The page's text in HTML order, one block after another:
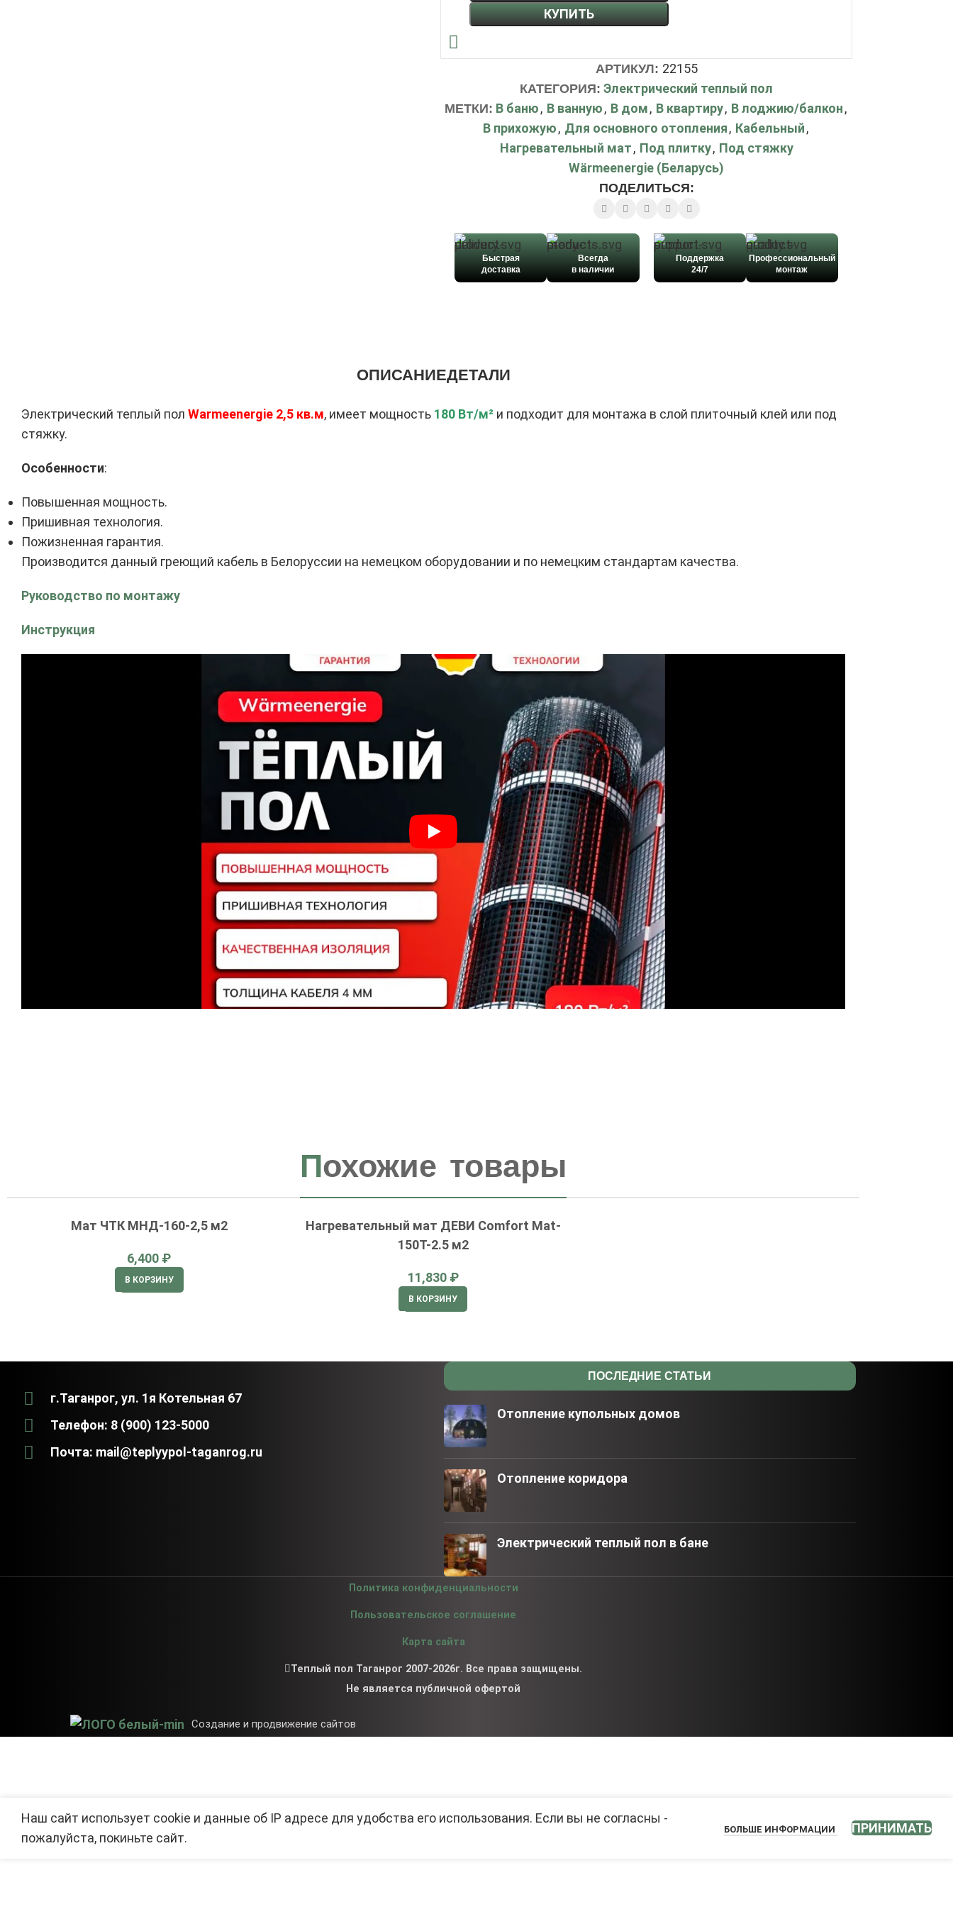
КУПИТЬ
АРТИКУЛ: 22155
КАТЕГОРИЯ: Электрический теплый пол
МЕТКИ: В баню, В ванную, В дом, В квартиру, В лоджию/балкон,
В прихожую, Для основного отопления, Кабельный,
Нагревательный мат, Под плитку, Под стяжку
Wärmeenergie (Беларусь)
ПОДЕЛИТЬСЯ:
Быстрая
доставка
Всегда
в наличии
Поддержка
24/7
Профессиональный
монтаж
ОПИСАНИЕДЕТАЛИ
Электрический теплый пол Warmeenergie 2,5 кв.м, имеет мощность 180 Вт/м² и подходит для монтажа в слой плиточный клей или под
стяжку.
Особенности:
Повышенная мощность.
Пришивная технология.
Пожизненная гарантия.
Производится данный греющий кабель в Белоруссии на немецком оборудовании и по немецким стандартам качества.
Руководство по монтажу
Инструкция
Похожие товары
Мат ЧТК МНД-160-2,5 м2
₽
В КОРЗИНУ
Нагревательный мат ДЕВИ Comfort Mat-
150T-2.5 м2
₽
В КОРЗИНУ
г.Таганрог, ул. 1я Котельная 67
Телефон: 8 (900) 123-5000
Почта: mail@teplyypol-taganrog.ru
ПОСЛЕДНИЕ СТАТЬИ
Отопление купольных домов
Отопление коридора
Электрический теплый пол в бане
Политика конфиденциальности
Пользовательское соглашение
Карта сайта
Теплый пол Таганрог 2007-2026г. Все права защищены.
Не является публичной офертой
Создание и продвижение сайтов
Наш сайт использует cookie и данные об IP адресе для удобства его использования. Если вы не согласны -
пожалуйста, покиньте сайт.
БОЛЬШЕ ИНФОРМАЦИИ ПРИНИМАТЬ